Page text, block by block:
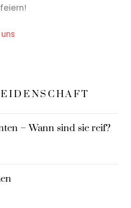
– Wann sind sie reif?